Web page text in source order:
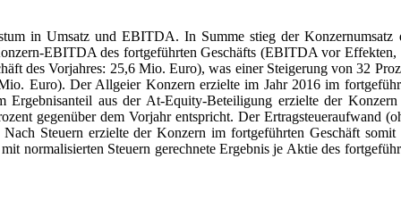
in Umsatz und EBITDA. In Summe stieg der Konzernumsatz
EBITDA des fortgeführten Geschäfts (EBITDA vor Effekten,
des Vorjahres: 25,6 Mio. Euro), was einer Steigerung von 32
Euro). Der Allgeier Konzern erzielte im Jahr 2016 im
aus der At-Equity-Beteiligung erzielte der
gegenüber dem Vorjahr entspricht. Der Ertragsteueraufwand
Steuern erzielte der Konzern im fortgeführten Geschäft somit
normalisierten Steuern gerechnete Ergebnis je Aktie des